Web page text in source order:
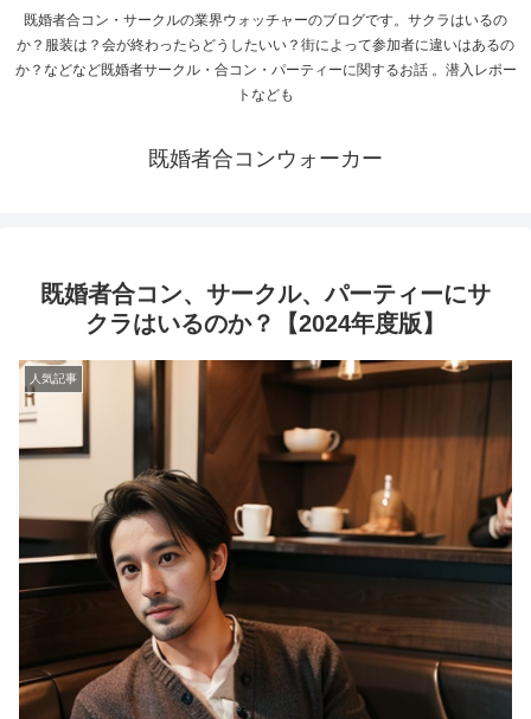
既婚者合コン・サークルの業界ウォッチャーのブログです。サクラはいるの
か？服装は？会が終わったらどうしたいい？街によって参加者に違いはあるの
か？などなど既婚者サークル・合コン・パーティーに関するお話 。潜入レポー
トなども
既婚者合コンウォーカー
既婚者合コン、サークル、パーティーにサ
クラはいるのか？【2024年度版】
人気記事